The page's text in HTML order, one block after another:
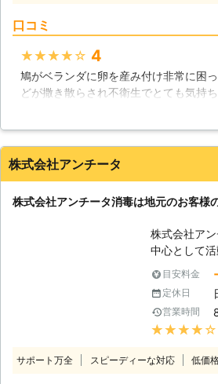
当社のスタッ
せていただきます。 【
の特徴につ
ったときに利
原因がある
し、分かり
の際、疑問
お気軽にご
ト駆除終了
は一切あり
い。お見積
なります。当
口コミ
★★★★★ 4
鳩がベランダに卵を産み付け非常に困
どが撒き散らされ不衛生でとても気持
対処するには難しかったため今回こち
置してもらいました。丁寧な作業と良
しました。作業内容には文句無しです
株式会社アンチータ
株式会社アンチータ消毒は地元のお客様
株式会社ア
中心として
トの被害で
か？弊社は
応致します
告】 ハトが
ベランダに
告されていま
目安料金
定休日
営業時間
★★★★★
サポート万全 スピーディーな対応 低価